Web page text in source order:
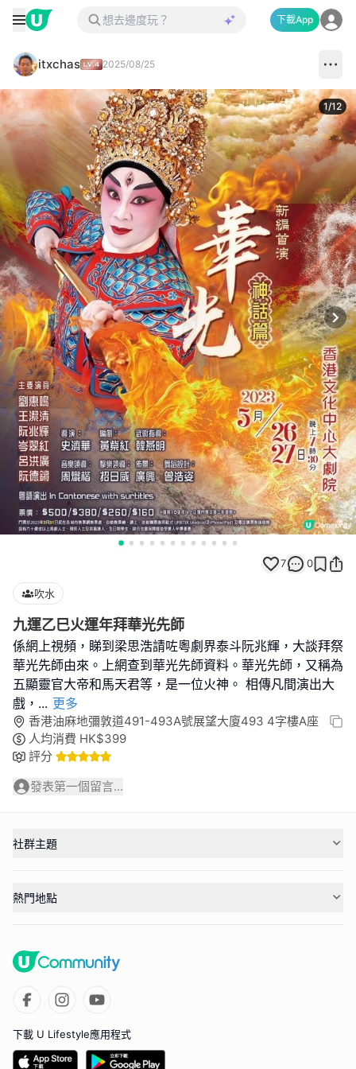
下載App
itxchas 2025/08/25
1/12
7 0
吹水
九運乙巳火運年拜華光先師
係網上視頻，睇到梁思浩請咗粵劇界泰斗阮兆輝，大談拜祭
華光先師由來。上網查到華光先師資料。華光先師，又稱為
五顯靈官大帝和馬天君等，是一位火神。 相傳凡間演出大
戲， ... 更多
香港油麻地彌敦道491-493A號展望大廈493 4字樓A座
人均消費 HK$399
評分
發表第一個留言...
社群主題
熱門地點
下載 U Lifestyle應用程式